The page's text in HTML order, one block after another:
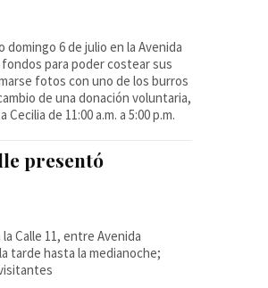
6 de julio en la Avenida
para poder costear sus
fotos con uno de los burros
de una donación voluntaria,
de 11:00 a.m. a 5:00 p.m.
presentó
Calle 11, entre Avenida
tarde hasta la medianoche;